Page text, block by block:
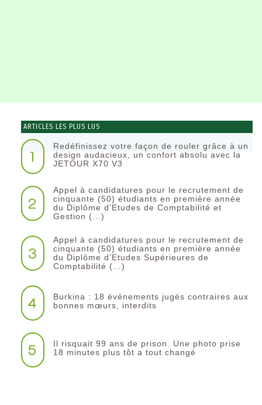
ARTICLES LES PLUS LUS
1
Redéfinissez votre façon de rouler grâce à un
design audacieux, un confort absolu avec la
JETOUR X70 V3
2
Appel à candidatures pour le recrutement de
cinquante (50) étudiants en première année
du Diplôme d’Etudes de Comptabilité et
Gestion (…)
3
Appel à candidatures pour le recrutement de
cinquante (50) étudiants en première année
du Diplôme d’Etudes Supérieures de
Comptabilité (…)
4
Burkina : 18 événements jugés contraires aux
bonnes mœurs, interdits
5
Il risquait 99 ans de prison. Une photo prise
18 minutes plus tôt a tout changé